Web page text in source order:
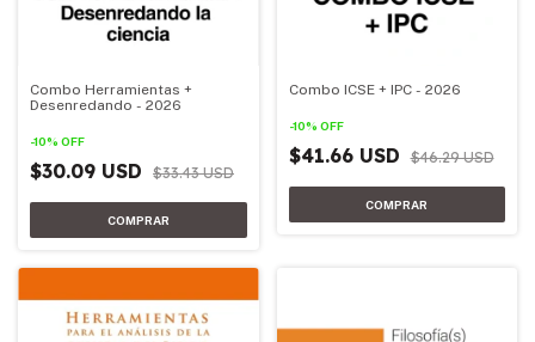
Combo Herramientas +
Desenredando - 2026
-10% OFF
$30.09 USD $33.43 USD
Combo ICSE + IPC - 2026
-10% OFF
$41.66 USD $46.29 USD